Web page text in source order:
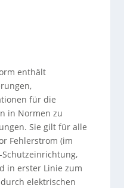
enthält
für die
in Normen zu
Sie gilt für alle
Fehlerstrom (im
Schutzeinrichtung,
in erster Linie zum
elektrischen